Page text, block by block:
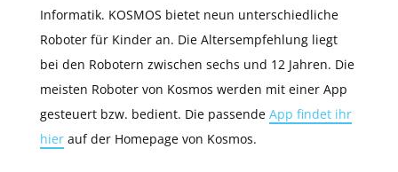
Informatik. KOSMOS bietet neun unterschiedliche
Roboter für Kinder an. Die Altersempfehlung liegt
bei den Robotern zwischen sechs und 12 Jahren. Die
meisten Roboter von Kosmos werden mit einer App
gesteuert bzw. bedient. Die passende App findet ihr
hier auf der Homepage von Kosmos.